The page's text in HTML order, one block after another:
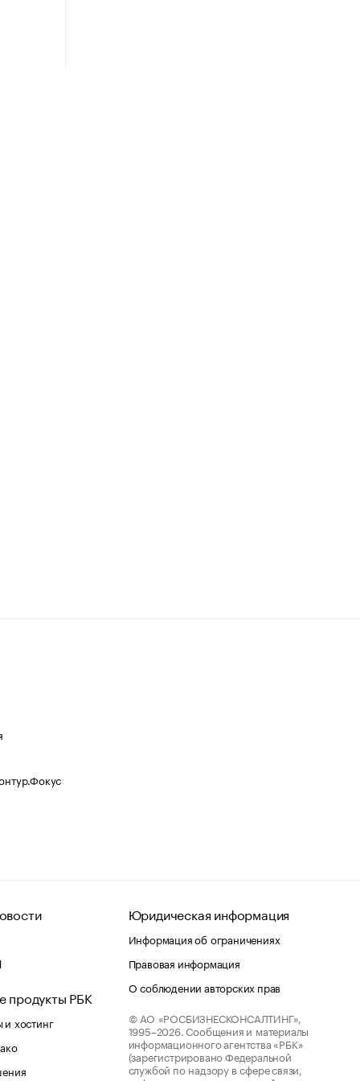
продукты РБК
хостинг
Юридическая информация
Информация об ограничениях
Правовая информация
О соблюдении авторских прав
© АО «РОСБИЗНЕСКОНСАЛТИНГ»,
1995–2026. Сообщения и материалы
информационного агентства «РБК»
(зарегистрировано Федеральной
службой по надзору в сфере связи,